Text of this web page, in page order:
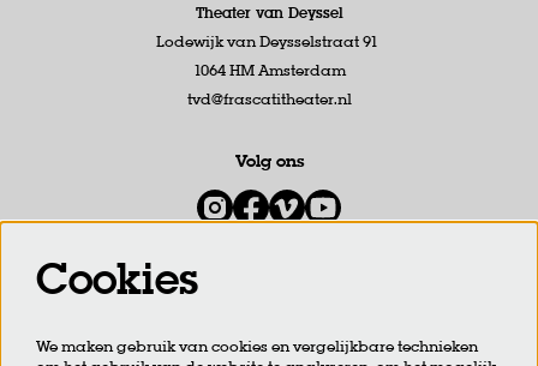
Theater van Deyssel
Lodewijk van Deysselstraat 91
1064 HM Amsterdam
tvd@frascatitheater.nl
Volg ons
Meld je aan voor de nieuwsbrief
Cookies
We maken gebruik van cookies en vergelijkbare technieken